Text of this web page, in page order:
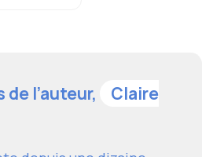
de l’auteur,
Claire